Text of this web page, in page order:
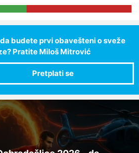
budete prvi obavešteni o sveže
Pratite Miloš Mitrović